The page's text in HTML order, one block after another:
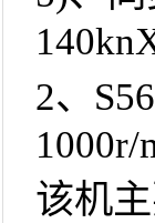
2、
1000r/
该机